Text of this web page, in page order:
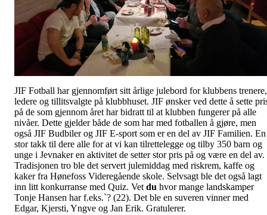
JIF Fotball har gjennomført sitt årlige julebord for klubbens trenere,
ledere og tillitsvalgte på klubbhuset. JIF ønsker ved dette å sette
på de som gjennom året har bidratt til at klubben fungerer på alle
nivåer. Dette gjelder både de som har med fotballen å gjøre, men
også JIF Budbiler og JIF E-sport som er en del av JIF Familien. En
stor takk til dere alle for at vi kan tilrettelegge og tilby 350 barn og
unge i Jevnaker en aktivitet de setter stor pris på og være en del av.
Tradisjonen tro ble det servert julemiddag med riskrem, kaffe og
kaker fra Hønefoss Videregående skole. Selvsagt ble det også lagt
inn litt konkurranse med Quiz. Vetdu hvor mange landskamper
Tonje Hansen har f.eks.`? (22). Det ble en suveren vinner med
Edgar, Kjersti, Yngve og Jan Erik. Gratulerer.